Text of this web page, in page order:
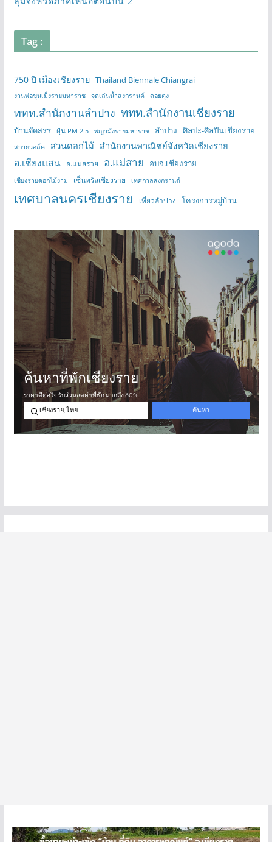
Tag :
750 ปี เมืองเชียงราย Thailand Biennale Chiangrai
งานพ่อขุนเม็งรายมหาราช จุดเล่นน้ำสงกรานต์ ดอยตุง
ททท.สำนักงานลำปาง ททท.สำนักงานเชียงราย
บ้านจัดสรร ฝุ่น PM 2.5 พญามังรายมหาราช ลำปาง ศิลปะ-ศิลปินเชียงราย
สกายวอล์ค สวนดอกไม้ สำนักงานพาณิชย์จังหวัดเชียงราย
อ.เชียงแสน อ.แม่สรวย อ.แม่สาย อบจ.เชียงราย
เชียงรายดอกไม้งาม เซ็นทรัลเชียงราย เทศกาลสงกรานต์
เทศบาลนครเชียงราย เที่ยวลำปาง โครงการหมู่บ้าน